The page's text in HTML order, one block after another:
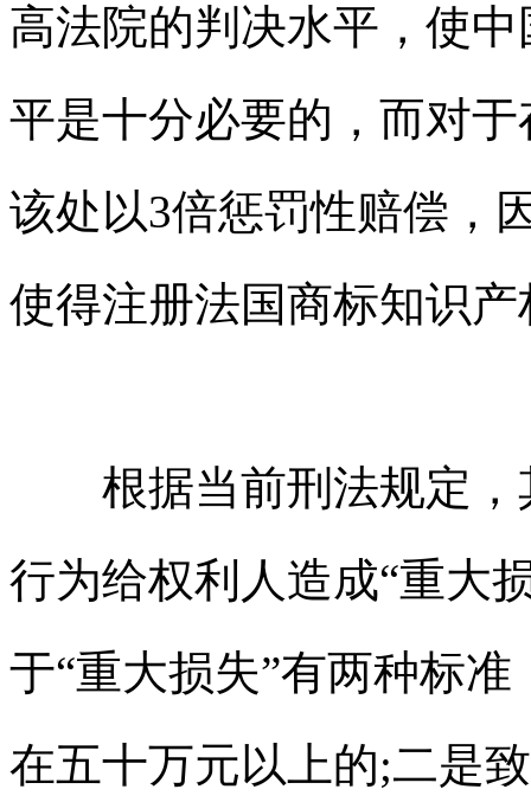
高法院的判决水平，使
平是十分必要的，而对
该处以3倍惩罚性赔偿，
使得注册法国商标知识
根据当前刑法规定，
行为给权利人造成“重大
于“重大损失”有两种标
在五十万元以上的;二是